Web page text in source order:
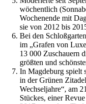
wöchentlich
Wochenende mit
sie von 2012 bis
Bei den
im „Grafen von
13 000 Zuschauern
größten und
In Magdeburg spielt
in der Grünen
Wechseljahre“, am
Stückes, einer